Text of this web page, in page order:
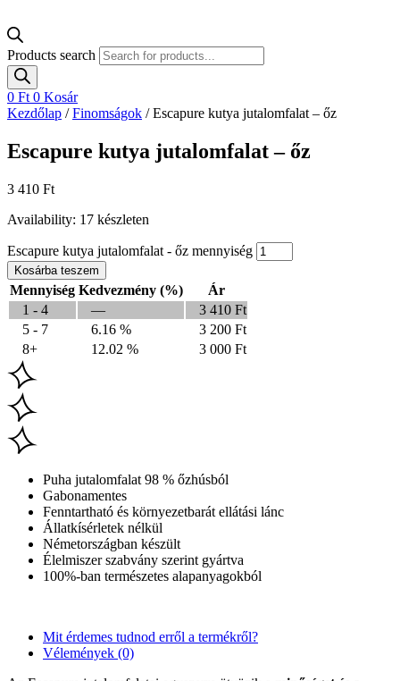
Products search
0 Ft 0 Kosár
Kezdőlap /Finomságok / Escapure kutya jutalomfalat – őz
Escapure kutya jutalomfalat – őz
3 410 Ft
Availability: 17 készleten
Escapure kutya jutalomfalat - őz mennyiség
Kosárba teszem
Mennyiség Kedvezmény (%)
Ár
1 - 4
— 3 410 Ft
5 - 7
6.16 % 3 200 Ft
8+
12.02 % 3 000 Ft
Puha jutalomfalat 98 % őzhúsból
Gabonamentes
Fenntartható és környezetbarát ellátási lánc
Állatkísérletek nélkül
Németországban készült
Élelmiszer szabvány szerint gyártva
100%-ban természetes alapanyagokból
Mit érdemes tudnod erről a termékről?
Vélemények (0)